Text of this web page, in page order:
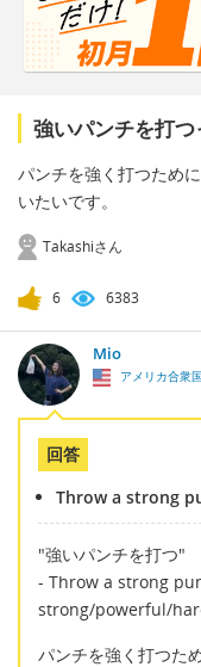
強いパンチを打
パンチを強く打つため
いたいです。
Takashiさん
6 6383
Mio
アメリカ合衆国
回答
Throw a strong
"強いパンチを打つ"
- Throw a strong
strong/powerful/
パンチを強く打つた